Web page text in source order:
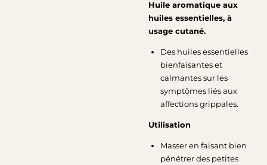
Huile aromatique aux
huiles essentielles, à
usage cutané.
Des huiles essentielles
bienfaisantes et
calmantes sur les
symptômes liés aux
affections grippales.
Utilisation
Masser en faisant bien
pénétrer des petites